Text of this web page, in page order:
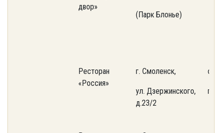
двор»
(Парк Блонье)
Ресторан
«Россия»
г. Смоленск,
ул. Дзержинского,
д.23/2